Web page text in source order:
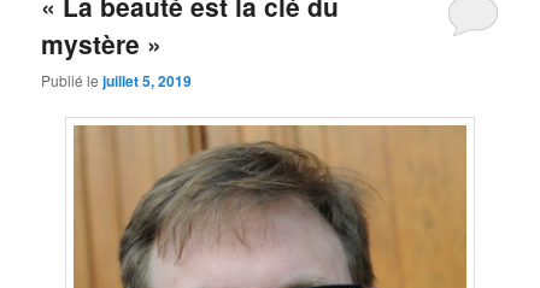
mystère »
Publié lejuillet 5, 2019